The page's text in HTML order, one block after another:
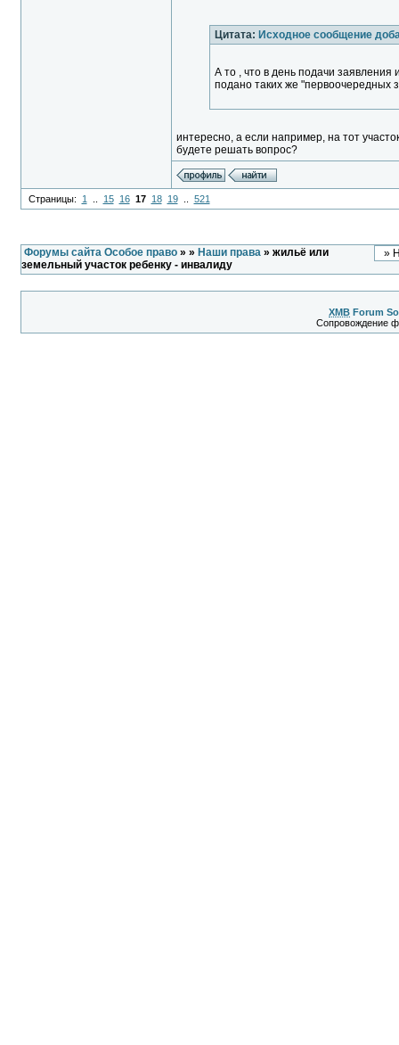
Цитата: Исходное сообщение
А то , что в день подачи заявления
подано таких же "первоочередных
интересно, а если например, на тот
будете решать вопрос?
Страницы: 1 15 16 17 18 19.. 521
Форумы сайта Особое право» » Наши права» жильё или
земельный участок ребенку - инвалиду
XMB Forum
Сопровождение